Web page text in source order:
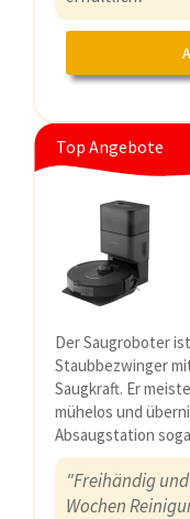
Top Angebote
Der Saugroboter
Staubbezwinger
Saugkraft. Er
mühelos und
Absaugstation
"Freihändig
Wochen